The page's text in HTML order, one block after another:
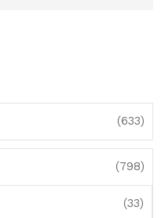
(633)
(798)
(33)